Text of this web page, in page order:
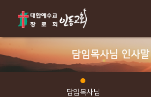
담임목사님 인사말
담임목사님